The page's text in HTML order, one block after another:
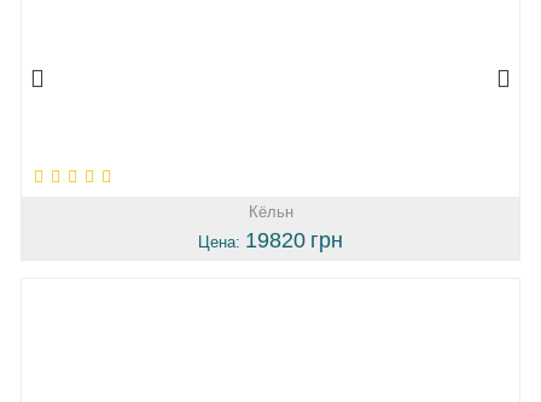
Кёльн
Цена: 19820 грн